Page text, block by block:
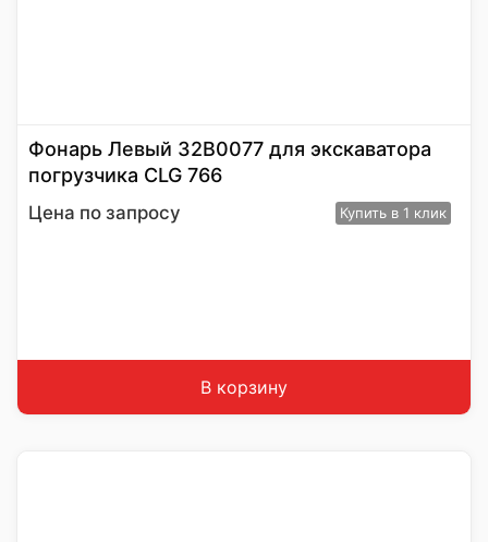
Фонарь Левый 32В0077 для экскаватора
погрузчика CLG 766
Цена по запросу Купить в 1 клик
В корзину